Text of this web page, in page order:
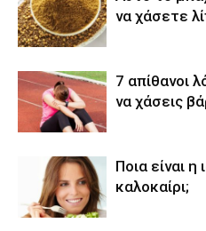
να χάσετε
7 απίθανοι
να χάσεις
Ποια είναι η
καλοκαίρι;